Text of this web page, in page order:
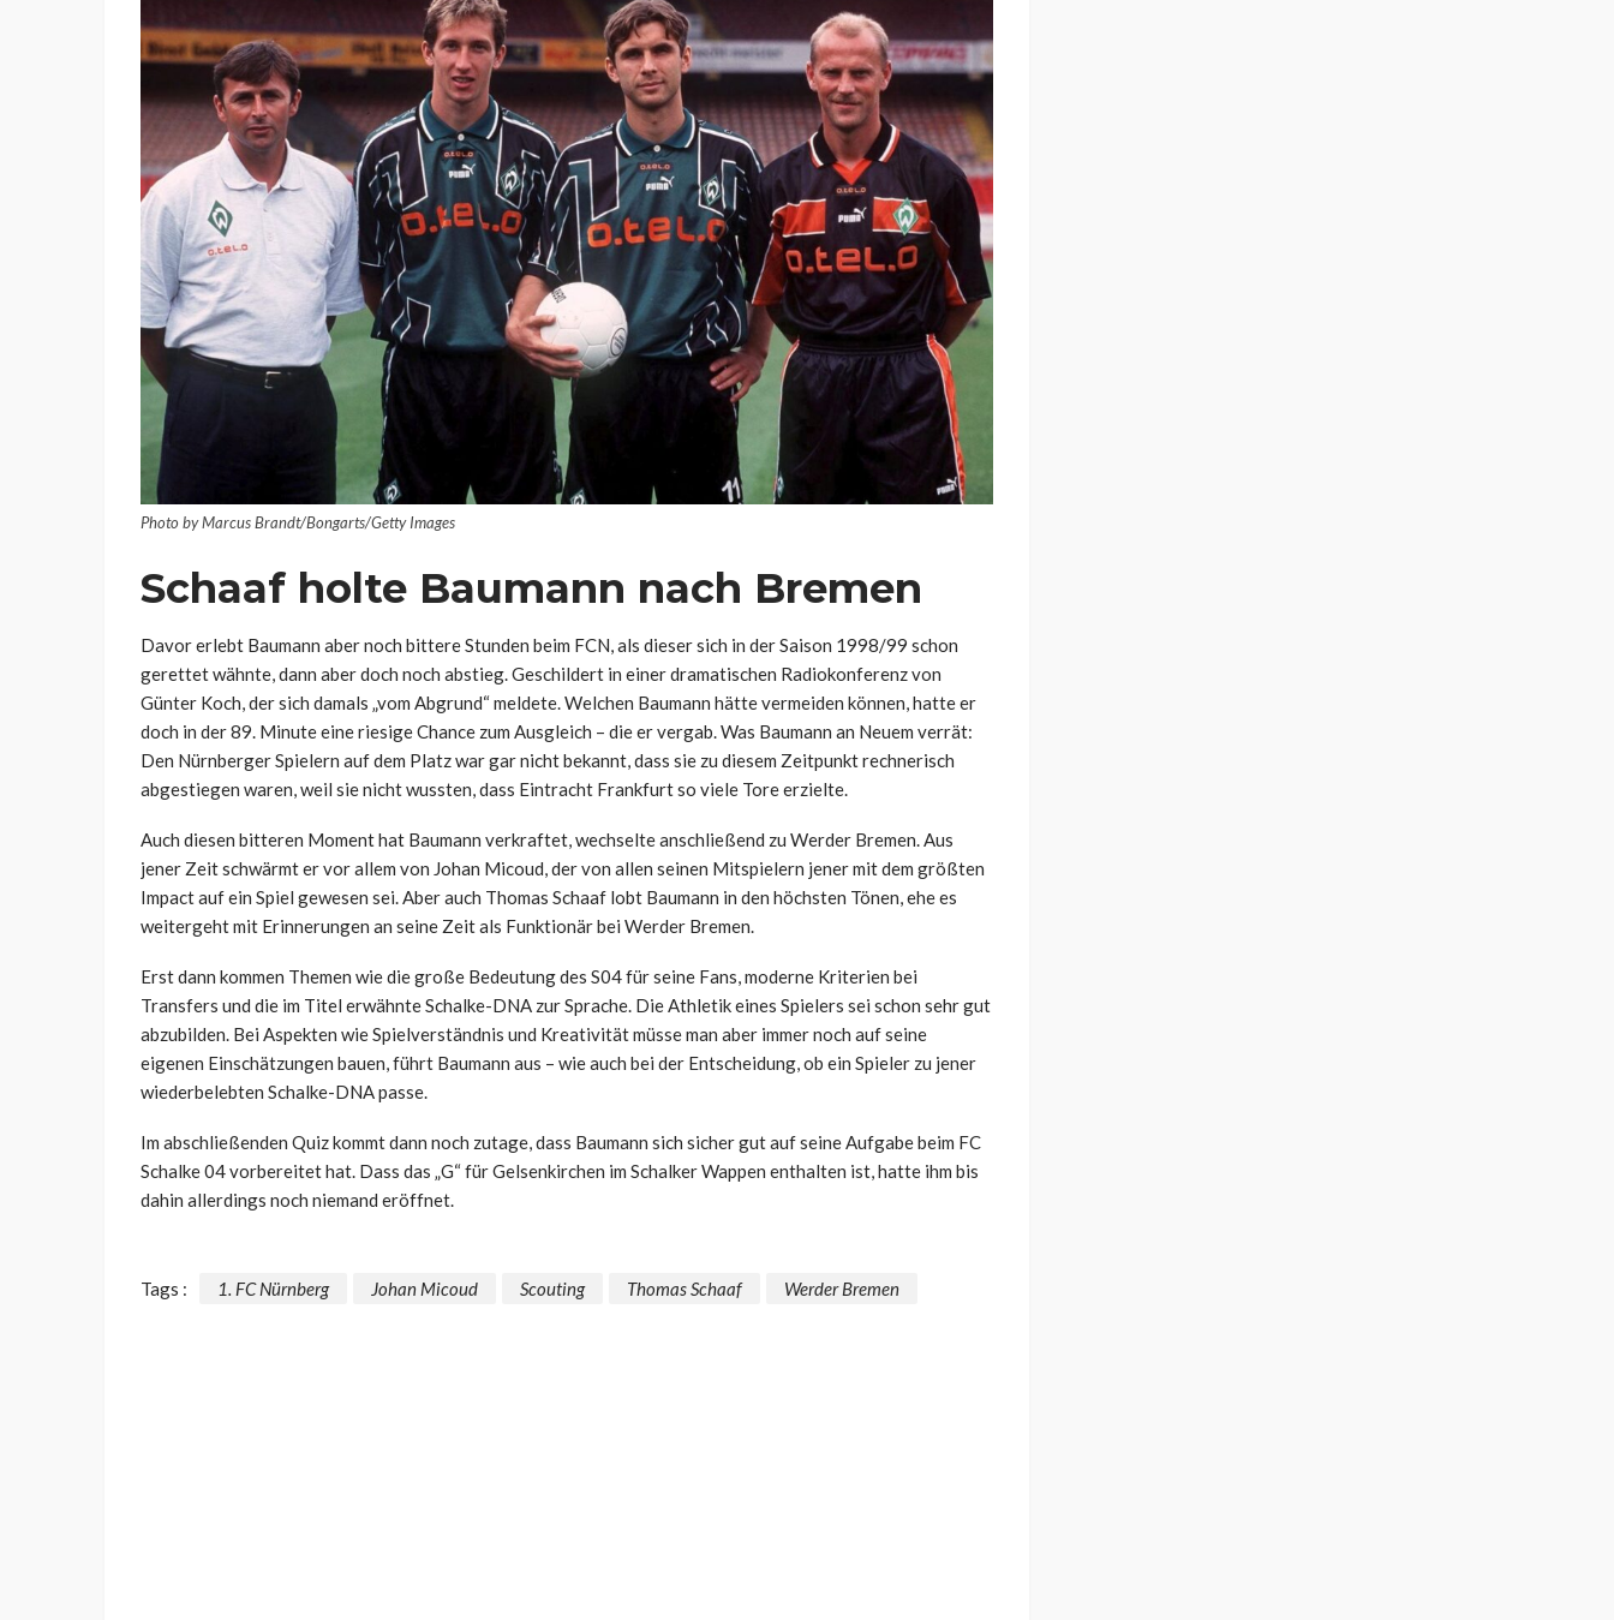
Photo by Marcus Brandt/Bongarts/Getty Images
Schaaf holte Baumann nach Bremen
Davor erlebt Baumann aber noch bittere Stunden beim FCN, als dieser sich in der Saison 1998/99 schon
gerettet wähnte, dann aber doch noch abstieg. Geschildert in einer dramatischen Radiokonferenz von
Günter Koch, der sich damals „vom Abgrund“ meldete. Welchen Baumann hätte vermeiden können, hatte er
doch in der 89. Minute eine riesige Chance zum Ausgleich – die er vergab. Was Baumann an Neuem verrät:
Den Nürnberger Spielern auf dem Platz war gar nicht bekannt, dass sie zu diesem Zeitpunkt rechnerisch
abgestiegen waren, weil sie nicht wussten, dass Eintracht Frankfurt so viele Tore erzielte.
Auch diesen bitteren Moment hat Baumann verkraftet, wechselte anschließend zu Werder Bremen. Aus
jener Zeit schwärmt er vor allem von Johan Micoud, der von allen seinen Mitspielern jener mit dem größten
Impact auf ein Spiel gewesen sei. Aber auch Thomas Schaaf lobt Baumann in den höchsten Tönen, ehe es
weitergeht mit Erinnerungen an seine Zeit als Funktionär bei Werder Bremen.
Erst dann kommen Themen wie die große Bedeutung des S04 für seine Fans, moderne Kriterien bei
Transfers und die im Titel erwähnte Schalke-DNA zur Sprache. Die Athletik eines Spielers sei schon sehr gut
abzubilden. Bei Aspekten wie Spielverständnis und Kreativität müsse man aber immer noch auf seine
eigenen Einschätzungen bauen, führt Baumann aus – wie auch bei der Entscheidung, ob ein Spieler zu jener
wiederbelebten Schalke-DNA passe.
Im abschließenden Quiz kommt dann noch zutage, dass Baumann sich sicher gut auf seine Aufgabe beim FC
Schalke 04 vorbereitet hat. Dass das „G“ für Gelsenkirchen im Schalker Wappen enthalten ist, hatte ihm bis
dahin allerdings noch niemand eröffnet.
Tags : 1. FC Nürnberg Johan Micoud Scouting Thomas Schaaf Werder Bremen